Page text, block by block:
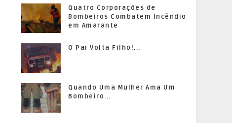
Quatro Corporações de
Bombeiros Combatem Incêndio
em Amarante
O Pai Volta Filho!...
Quando Uma Mulher Ama Um
Bombeiro...